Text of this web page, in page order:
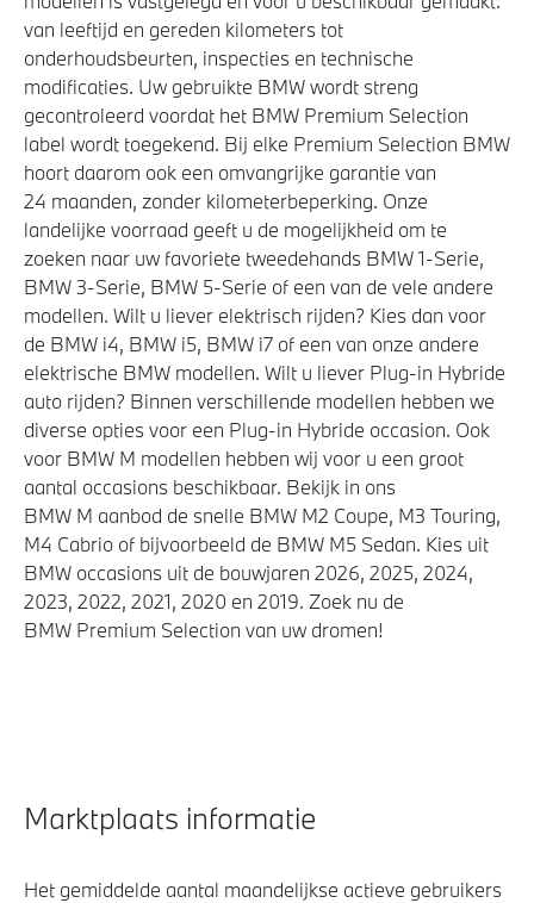
van leeftijd en gereden kilometers tot
onderhoudsbeurten, inspecties en technische
modificaties. Uw gebruikte BMW wordt streng
gecontroleerd voordat het BMW Premium Selection
label wordt toegekend. Bij elke Premium Selection BMW
hoort daarom ook een omvangrijke garantie van
24 maanden, zonder kilometerbeperking. Onze
landelijke voorraad geeft u de mogelijkheid om te
zoeken naar uw favoriete tweedehands BMW 1-Serie,
BMW 3-Serie, BMW 5-Serie of een van de vele andere
modellen. Wilt u liever elektrisch rijden? Kies dan voor
de BMW i4, BMW i5, BMW i7 of een van onze andere
elektrische BMW modellen. Wilt u liever Plug-in Hybride
auto rijden? Binnen verschillende modellen hebben we
diverse opties voor een Plug-in Hybride occasion. Ook
voor BMW M modellen hebben wij voor u een groot
aantal occasions beschikbaar. Bekijk in ons
BMW M aanbod de snelle BMW M2 Coupe, M3 Touring,
M4 Cabrio of bijvoorbeeld de BMW M5 Sedan. Kies uit
BMW occasions uit de bouwjaren 2026, 2025, 2024,
2023, 2022, 2021, 2020 en 2019. Zoek nu de
BMW Premium Selection van uw dromen!
Marktplaats informatie
Het gemiddelde aantal maandelijkse actieve gebruikers